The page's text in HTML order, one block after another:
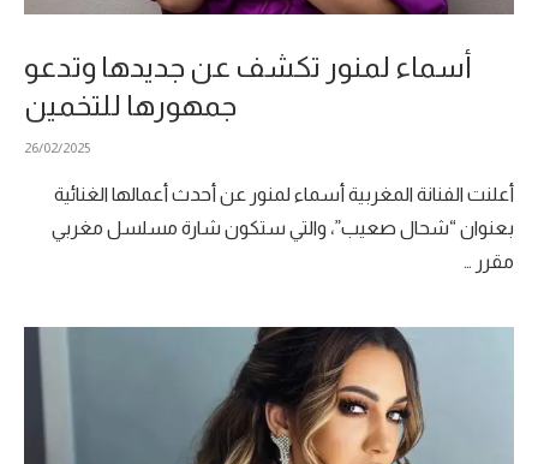
أسماء لمنور تكشف عن جديدها وتدعو
جمهورها للتخمين
26/02/2025
أعلنت الفنانة المغربية أسماء لمنور عن أحدث أعمالها الغنائية
بعنوان “شحال صعيب”، والتي ستكون شارة مسلسل مغربي
مقرر …